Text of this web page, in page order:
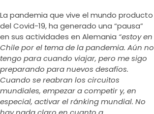
La pandemia que vive el mundo producto
del Covid-19, ha generado una “pausa”
en sus actividades en Alemania “estoy en
Chile por el tema de la pandemia. Aún no
tengo para cuando viajar, pero me sigo
preparando para nuevos desafíos.
Cuando se reabran los circuitos
mundiales, empezar a competir y, en
especial, activar el ránking mundial. No